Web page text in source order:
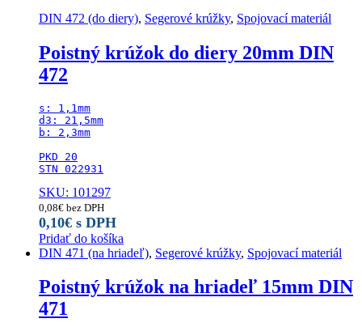
DIN 472 (do diery), Segerové krúžky, Spojovací materiál
Poistný krúžok do diery 20mm DIN
472
s: 1,1mm
d3: 21,5mm
b: 2,3mm
PKD 20
STN 022931
SKU: 101297
0,08€ bez DPH
0,10€ s DPH
Pridať do košíka
DIN 471 (na hriadeľ), Segerové krúžky, Spojovací materiál
Poistný krúžok na hriadeľ 15mm DIN
471